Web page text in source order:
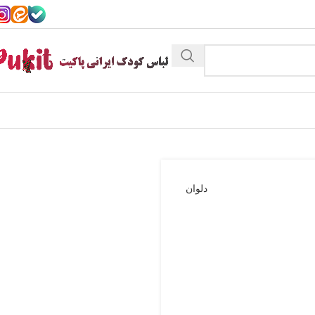
دلوان